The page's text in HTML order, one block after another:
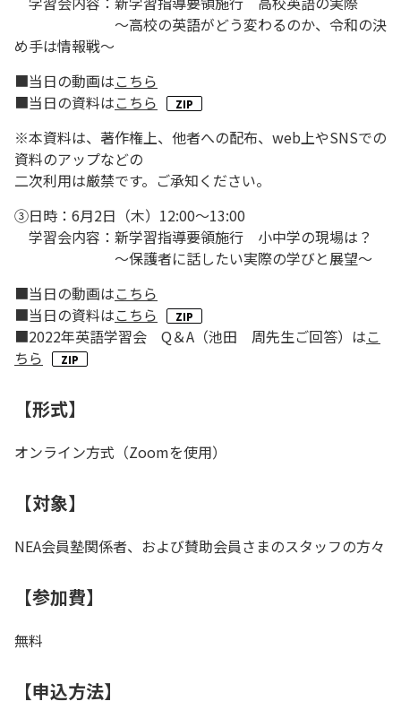
～高校の英語がどう変わるのか、令和の決
め手は情報戦～
■当日の動画はこちら
■当日の資料はこちら
※本資料は、著作権上、他者への配布、web上やSNSでの
資料のアップなどの
二次利用は厳禁です。ご承知ください。
③日時：6月2日（木）12:00～13:00
学習会内容：新学習指導要領施行 小中学の現場は？
～保護者に話したい実際の学びと展望～
■当日の動画はこちら
■当日の資料はこちら
■2022年英語学習会 Q＆A（池田 周先生ご回答）はこ
ちら
【形式】
オンライン方式（Zoomを使用）
【対象】
NEA会員塾関係者、および賛助会員さまのスタッフの方々
【参加費】
無料
【申込方法】